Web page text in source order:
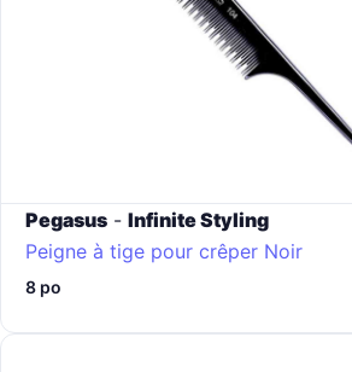
Pegasus - Infinite Styling
Peigne à tige pour crêper Noir
8 po